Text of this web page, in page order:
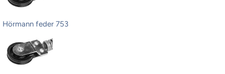
Hörmann feder 753